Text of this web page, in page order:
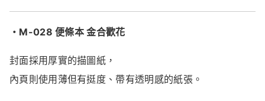
・M-028 便條本 金合歡花
封面採用 厚實的描圖紙，
內頁則 使用 薄但有挺度、 帶有透明 感的紙張。